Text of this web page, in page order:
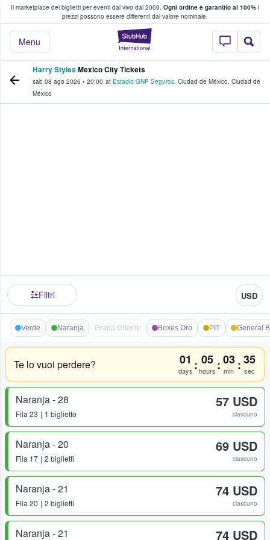
Il marketplace dei biglietti per eventi dal vivo dal 2009. Ogni ordine è garantito al 100%I
prezzi possono essere differenti dal valore nominale.
StubHub - Dove
Menu
fan comprano e vendono biglietti
Harry StylesMexico City Tickets
sab 08 ago 2026 • 20:00 at Estadio GNP Seguros, Ciudad de México, Ciudad de
México
Filtri USD
Verde Naranja Grada Oriente Boxes Oro PIT General
Te lo vuoi perdere? 01
days : 05
hours :03
min :35
sec
Naranja - 28
Fila 23 1 biglietto
57 USD
ciascuno
Naranja - 20
Fila 17 2 biglietti
69 USD
ciascuno
Naranja - 21
Fila 20 2 biglietti
74 USD
ciascuno
Naranja - 21 74 USD